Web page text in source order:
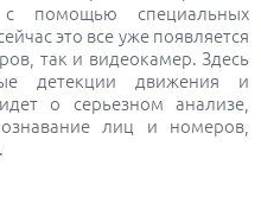
с помощью специальных
это все уже появляется
так и видеокамер. Здесь
детекции движения и
о серьезном анализе,
лиц и номеров,